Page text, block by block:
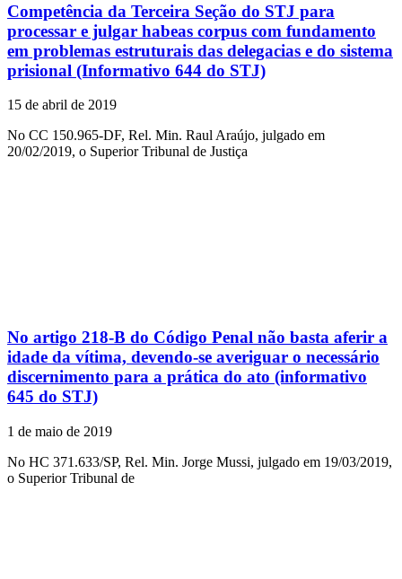
Competência da Terceira Seção do STJ para
processar e julgar habeas corpus com fundamento
em problemas estruturais das delegacias e do sistema
prisional (Informativo 644 do STJ)
15 de abril de 2019
No CC 150.965-DF, Rel. Min. Raul Araújo, julgado em
20/02/2019, o Superior Tribunal de Justiça
No artigo 218-B do Código Penal não basta aferir a
idade da vítima, devendo-se averiguar o necessário
discernimento para a prática do ato (informativo
645 do STJ)
1 de maio de 2019
No HC 371.633/SP, Rel. Min. Jorge Mussi, julgado em 19/03/2019,
o Superior Tribunal de